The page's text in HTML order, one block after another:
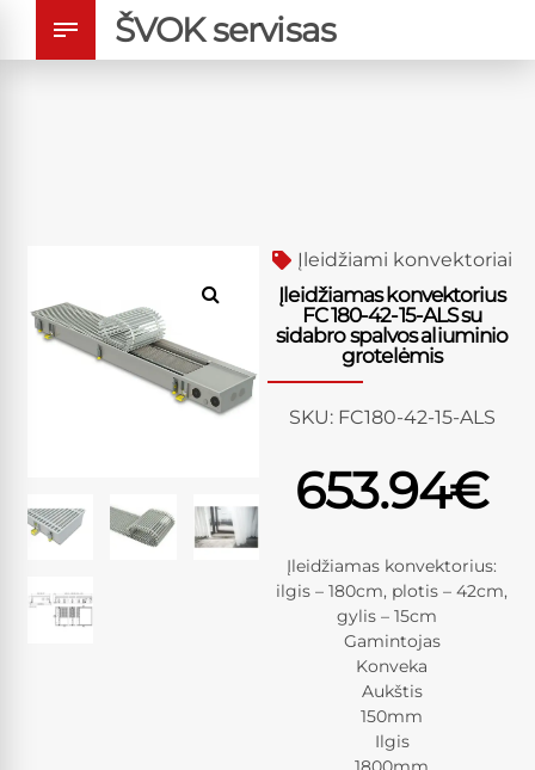
ŠVOK servisas
Įleidžiami konvektoriai
Įleidžiamas konvektorius
FC 180-42-15-ALS su
sidabro spalvos aliuminio
grotelėmis
SKU: FC180-42-15-ALS
653.94€
Įleidžiamas konvektorius:
ilgis – 180cm, plotis – 42cm,
gylis – 15cm
Gamintojas
Konveka
Aukštis
150mm
Ilgis